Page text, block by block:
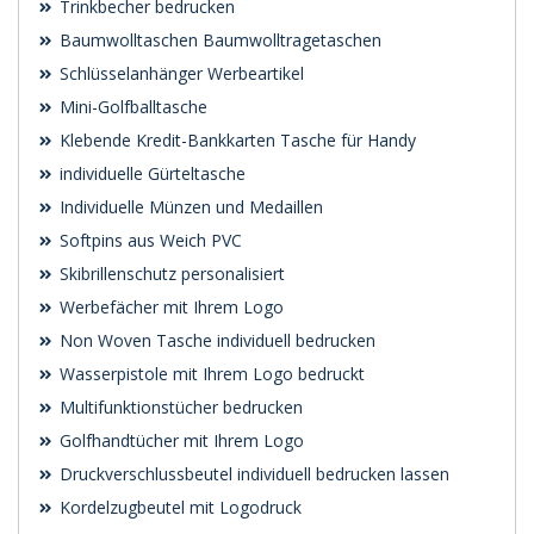
Trinkbecher bedrucken
Baumwolltaschen Baumwolltragetaschen
Schlüsselanhänger Werbeartikel
Mini-Golfballtasche
Klebende Kredit-Bankkarten Tasche für Handy
individuelle Gürteltasche
Individuelle Münzen und Medaillen
Softpins aus Weich PVC
Skibrillenschutz personalisiert
Werbefächer mit Ihrem Logo
Non Woven Tasche individuell bedrucken
Wasserpistole mit Ihrem Logo bedruckt
Multifunktionstücher bedrucken
Golfhandtücher mit Ihrem Logo
Druckverschlussbeutel individuell bedrucken lassen
Kordelzugbeutel mit Logodruck